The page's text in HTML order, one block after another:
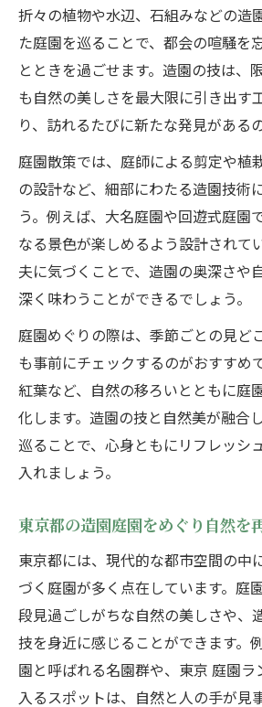
折々の植物や水辺、石組みなどの造
た庭園を巡ることで、都会の喧騒を
とときを過ごせます。造園の技は、
も自然の美しさを最大限に引き出す
り、訪れるたびに新たな発見がある
庭園散策では、庭師による剪定や植
の設計など、細部にわたる造園技術
う。例えば、大名庭園や回遊式庭園
なる景色が楽しめるよう設計されて
夫に気づくことで、造園の奥深さや
深く味わうことができるでしょう。
庭園めぐりの際は、季節ごとの見ど
も事前にチェックするのがおすすめ
紅葉など、自然の移ろいとともに庭
化します。造園の技と自然美が融合
巡ることで、心身ともにリフレッシ
入れましょう。
東京都の造園庭園をめぐり自然を
東京都には、現代的な都市空間の中
づく庭園が多く点在しています。庭
段見過ごしがちな自然の美しさや、
技を身近に感じることができます。
園と呼ばれる名園群や、東京 庭園
入るスポットは、自然と人の手が見